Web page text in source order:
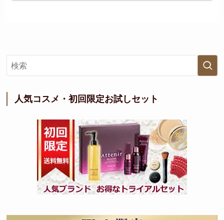
人気コスメ・初回限定お試しセット